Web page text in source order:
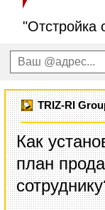
"Отстройка
TRIZ-RI
Как
план